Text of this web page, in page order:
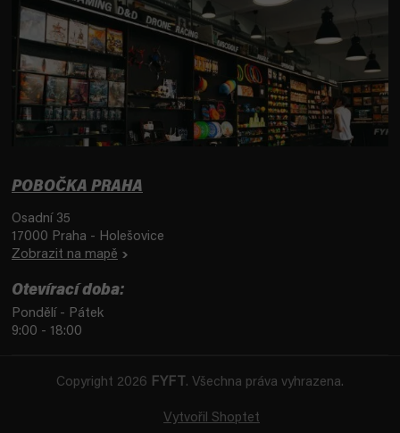
POBOČKA PRAHA
Osadní 35
17000 Praha - Holešovice
Zobrazit na mapě
Otevírací doba:
Pondělí - Pátek
9:00 - 18:00
Vytvořil Shoptet
Copyright 2026 FYFT . Všechna práva vyhrazena.